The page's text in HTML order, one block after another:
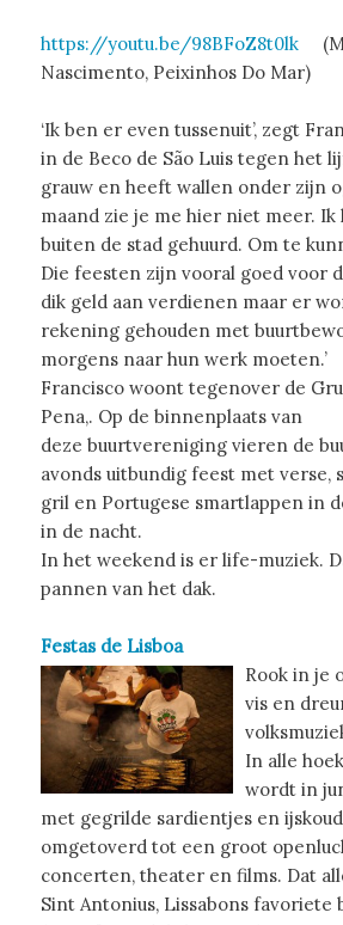
https://youtu.be/98BFoZ8t0lk (
Nascimento, Peixinhos Do Mar)
‘Ik ben er even tussenuit’, zegt
in de Beco de São Luis tegen het
grauw en heeft wallen onder zijn
maand zie je me hier niet meer. Ik
buiten de stad gehuurd. Om te
Die feesten zijn vooral goed voor
dik geld aan verdienen maar er
rekening gehouden met
morgens naar hun werk moeten.’
Francisco woont tegenover de
Pena,. Op de binnenplaats van
deze buurtvereniging vieren de
avonds uitbundig feest met verse,
gril en Portugese smartlappen in
in de nacht.
In het weekend is er life-muziek.
pannen van het dak.
Festas de Lisboa
Rook in je
vis en
In alle
wordt in
met gegrilde sardientjes en
omgetoverd tot een groot
concerten, theater en films. Dat
Sint Antonius, Lissabons favoriete